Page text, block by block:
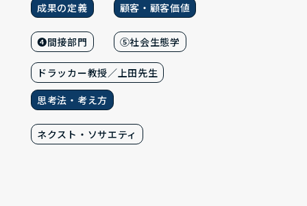
成果の定義
顧客・顧客価値
❹間接部門 ⑤社会生態学
ドラッカー教授／上田先生
思考法・考え方
ネクスト・ソサエティ